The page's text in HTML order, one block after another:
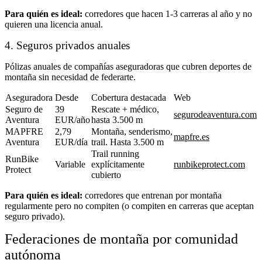
Para quién es ideal: corredores que hacen 1-3 carreras al año y no
quieren una licencia anual.
4. Seguros privados anuales
Pólizas anuales de compañías aseguradoras que cubren deportes de
montaña sin necesidad de federarte.
Aseguradora Desde Cobertura destacada
Web
Seguro de
Aventura
39
EUR/año
Rescate + médico,
hasta 3.500 m
segurodeaventura.com
MAPFRE
Aventura
2,79
EUR/día
Montaña, senderismo,
trail. Hasta 3.500 m
mapfre.es
RunBike
Protect
Variable
Trail running
explícitamente
cubierto
runbikeprotect.com
Para quién es ideal: corredores que entrenan por montaña
regularmente pero no compiten (o compiten en carreras que aceptan
seguro privado).
Federaciones de montaña por comunidad
autónoma